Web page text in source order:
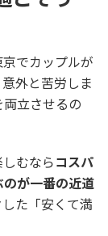
でカップルが
外と苦労しま
立させるの
むならコスパ
が一番の近道
た「安くて満